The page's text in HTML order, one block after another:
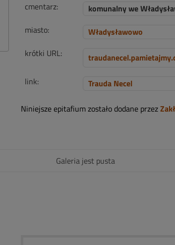
cmentarz:
komunalny we
miasto:
Władysławowo
krótki URL:
link:
Trauda Necel
Niniejsze epitafium zostało dodane przez
Galeria jest pusta